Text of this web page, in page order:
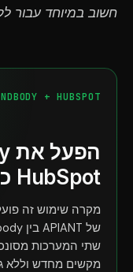
חשוב במיוחד עבור
+ HUBSPOT
HubSpot כמערכת אחת
מקרה שימוש זה
שתי המערכות
מקשים מחדש וללא